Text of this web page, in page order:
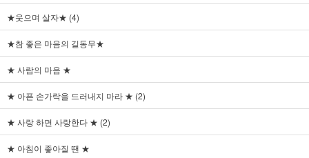
★웃으며 살자★ (4)
★참 좋은 마음의 길동무★
★ 사람의 마음 ★
★ 아픈 손가락을 드러내지 마라 ★ (2)
★ 사랑 하면 사랑한다 ★ (2)
★ 아침이 좋아질 땐 ★